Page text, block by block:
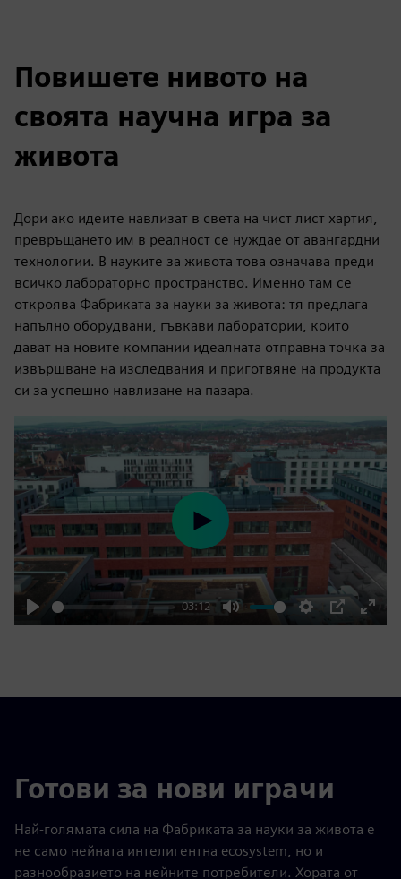
Повишете нивото на
своята научна игра за
живота
Дори ако идеите навлизат в света на чист лист хартия,
превръщането им в реалност се нуждае от авангардни
технологии. В науките за живота това означава преди
всичко лабораторно пространство. Именно там се
откроява Фабриката за науки за живота: тя предлага
напълно оборудвани, гъвкави лаборатории, които
дават на новите компании идеалната отправна точка за
извършване на изследвания и приготвяне на продукта
си за успешно навлизане на пазара.
Play
03:12
Mute Settings
PIP
Enter
Play
Готови за нови играчи
Най-голямата сила на Фабриката за науки за живота е
не само нейната интелигентна ecosystem, но и
разнообразието на нейните потребители. Хората от